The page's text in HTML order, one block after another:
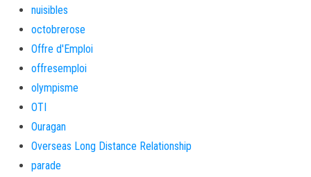
nuisibles
octobrerose
Offre d'Emploi
offresemploi
olympisme
OTI
Ouragan
Overseas Long Distance Relationship
parade